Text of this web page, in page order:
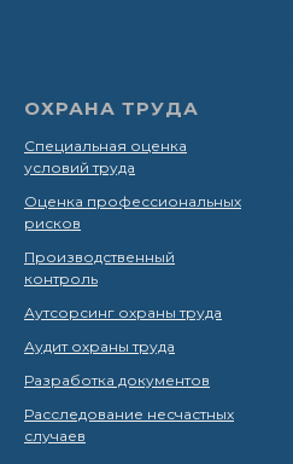
ОХРАНА ТРУДА
Специальная оценка
условий труда
Оценка профессиональных
рисков
Производственный
контроль
Аутсорсинг охраны труда
Аудит охраны труда
Разработка документов
Расследование несчастных
случаев